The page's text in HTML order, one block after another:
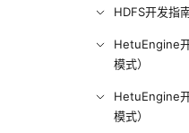
HDFS开发指
HetuEngine
模式）
HetuEngine
模式）